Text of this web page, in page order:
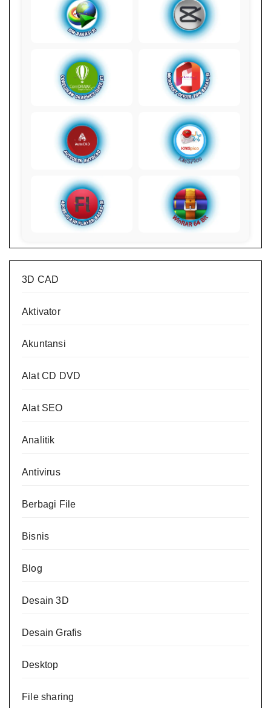
3D CAD
Aktivator
Akuntansi
Alat CD DVD
Alat SEO
Analitik
Antivirus
Berbagi File
Bisnis
Blog
Desain 3D
Desain Grafis
Desktop
File sharing